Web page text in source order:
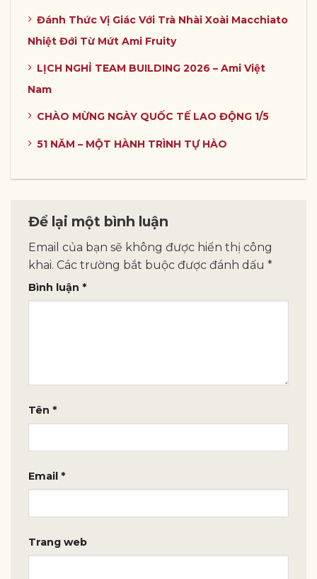
Đánh Thức Vị Giác Với Trà Nhài Xoài Macchiato
Nhiệt Đới Từ Mứt Ami Fruity
LỊCH NGHỈ TEAM BUILDING 2026 – Ami Việt
Nam
CHÀO MỪNG NGÀY QUỐC TẾ LAO ĐỘNG 1/5
51 NĂM – MỘT HÀNH TRÌNH TỰ HÀO
Để lại một bình luận
Email của bạn sẽ không được hiển thị công
khai. Các trường bắt buộc được đánh dấu *
Bình luận *
Tên *
Email *
Trang web